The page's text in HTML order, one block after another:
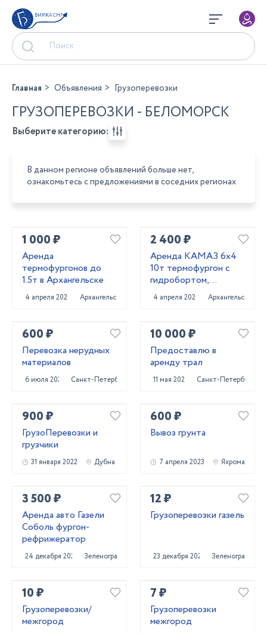
БИРЖА СНГ
Главная Объявления Грузоперевозки
ГРУЗОПЕРЕВОЗКИ - БЕЛОМОРСК
Выберите категорию:
В данном регионе объявлений больше нет,
ознакомьтесь с предложениями в соседних регионах
1 000 ₽
Аренда
термофургонов до
1.5т в Архангельске
4 апреля 2025 Архангельск
2 400 ₽
Аренда КАМАЗ 6х4
10т термофургон с
гидробортом,
Архангельск
4 апреля 2025 Архангельск
600 ₽
Перевозка нерудных
материалов
6 июля 2023 Санкт-Петербург
10 000 ₽
Предоставлю в
аренду трал
11 мая 2023 Санкт-Петербург
900 ₽
ГрузоПеревозки и
грузчики
31 января 2022 Дубна
600 ₽
Вывоз грунта
7 апреля 2023 Яхрома
3 500 ₽
Аренда авто Газели
Соболь фургон-
рефрижератор
24 декабря 2020 Зеленоград
12 ₽
Грузоперевозки газель
23 декабря 2020 Зеленоград
10 ₽
Грузоперевозки/
межгород
7 ₽
Грузоперевозки
межгород